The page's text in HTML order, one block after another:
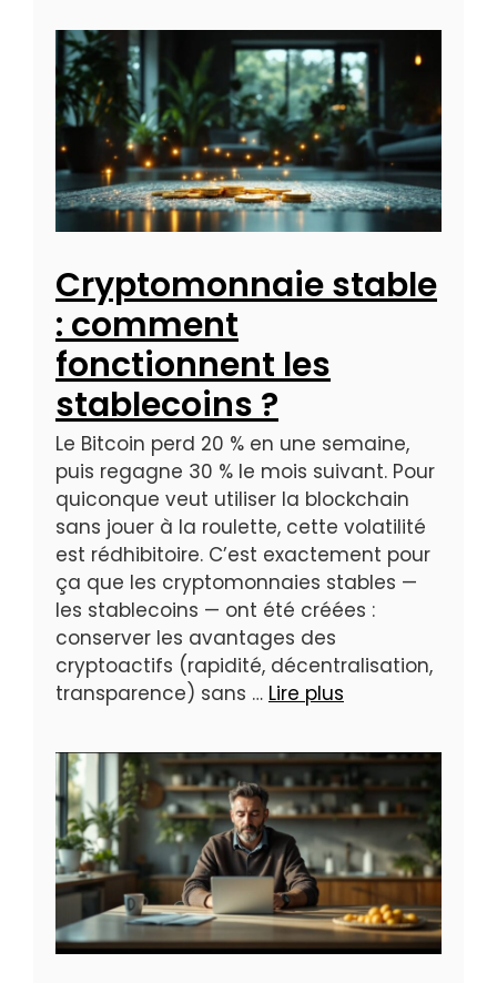
Cryptomonnaie stable
: comment
fonctionnent les
stablecoins ?
Le Bitcoin perd 20 % en une semaine,
puis regagne 30 % le mois suivant. Pour
quiconque veut utiliser la blockchain
sans jouer à la roulette, cette volatilité
est rédhibitoire. C’est exactement pour
ça que les cryptomonnaies stables —
les stablecoins — ont été créées :
conserver les avantages des
cryptoactifs (rapidité, décentralisation,
transparence) sans … Lire plus